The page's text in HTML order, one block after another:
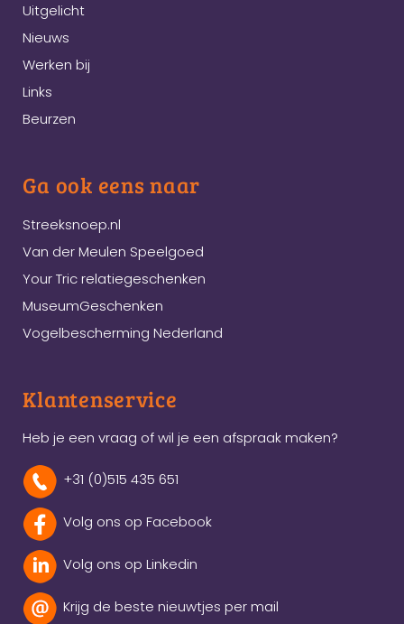
Uitgelicht
Nieuws
Werken bij
Links
Beurzen
Ga ook eens naar
Streeksnoep.nl
Van der Meulen Speelgoed
Your Tric relatiegeschenken
MuseumGeschenken
Vogelbescherming Nederland
Klantenservice
Heb je een vraag of wil je een afspraak maken?
+31 (0)515 435 651
Volg ons op Facebook
Volg ons op Linkedin
Krijg de beste nieuwtjes per mail